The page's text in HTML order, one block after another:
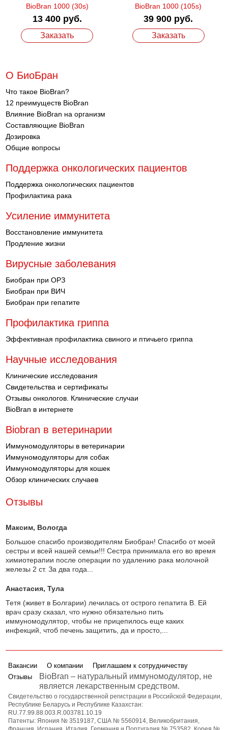
BioBran 1000 (30s)
13 400 руб.
Заказать
BioBran 1000 (105s)
39 900 руб.
Заказать
О БиоБран
Что такое BioBran?
12 преимуществ BioBran
Влияние BioBran на организм
Составляющие BioBran
Дозировка
Общие вопросы
Поддержка онкологических пациентов
Поддержка онкологических пациентов
Профилактика рака
Усиление иммунитета
Восстановление иммунитета
Продление жизни
Вирусные заболевания
Биобран при ОРЗ
Биобран при ВИЧ
Биобран при гепатите
Профилактика гриппа
Эффективная профилактика свиного и птичьего гриппа
Научные исследования
Клинические исследования
Свидетельства и сертификаты
Отзывы онкологов. Клинические случаи
BioBran в интернете
Biobran в ветеринарии
Иммуномодуляторы в ветеринарии
Иммуномодуляторы для собак
Иммуномодуляторы для кошек
Обзор клинических случаев
Отзывы
Максим, Вологда
Большое спасибо производителям Биобран! Спасибо от моей
сестры и всей нашей семьи!!! Сестра принимала его во время
химиотерапии после операции по удалению рака молочной
железы 2 ст. За два года...
Анастасия, Тула
Тетя (живет в Болгарии) лечилась от острого гепатита В. Ей
врач сразу сказал, что нужно обязательно пить
иммуномодулятор, чтобы не прицепилось еще каких
инфекций, чтоб печень защитить, да и просто,...
Вакансии О компании
Приглашаем к сотрудничеству
Отзывы
BioBran – натуральный иммуномодулятор, не
является лекарственным средством.
Свидетельство о государственной регистрации в Российской Федерации,
Республике Беларусь и Республике Казахстан:
RU.77.99.88.003.R.003781.10.19
Патенты: Япония № 3519187, США № 5560914, Великобритания,